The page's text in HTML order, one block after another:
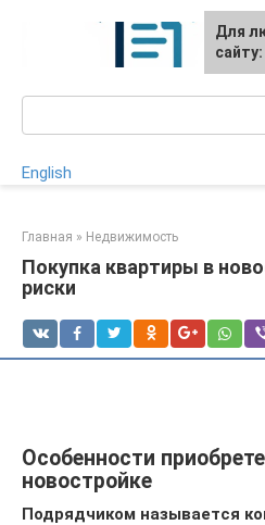
English
Главная » Недвижимость
Покупка квартиры в
риски
Особенности
новостройке
Подрядчиком называется
Для